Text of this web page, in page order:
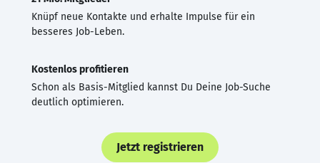
Knüpf neue Kontakte und erhalte Impulse für ein
besseres Job-Leben.
Kostenlos profitieren
Schon als Basis-Mitglied kannst Du Deine Job-Suche
deutlich optimieren.
Jetzt registrieren